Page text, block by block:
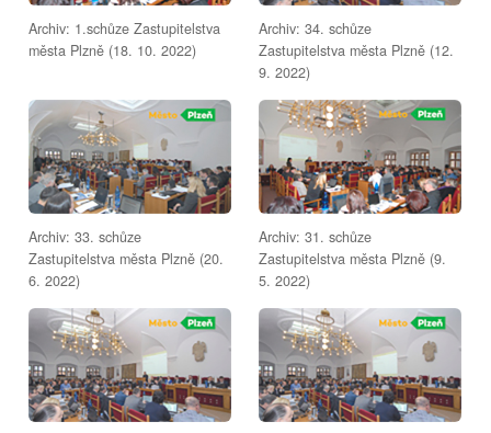
Archiv: 1.schůze Zastupitelstva
města Plzně (18. 10. 2022)
Archiv: 34. schůze
Zastupitelstva města Plzně (12.
9. 2022)
Archiv: 33. schůze
Zastupitelstva města Plzně (20.
6. 2022)
Archiv: 31. schůze
Zastupitelstva města Plzně (9.
5. 2022)